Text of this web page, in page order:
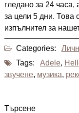
гледано за 24
за цели 5 дни. Това
изпълнител за
Categories:
Tags:
Adele,
звучене, музика,
Търсене